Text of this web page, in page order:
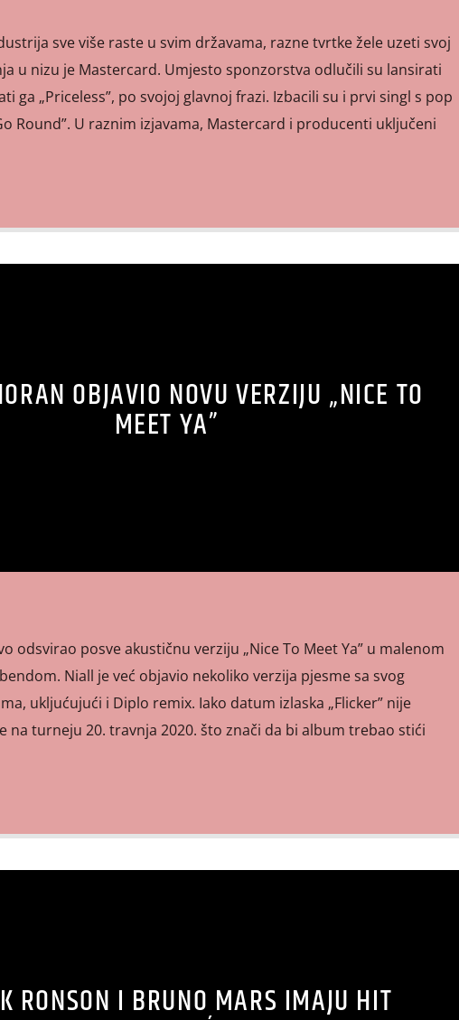
sve više raste u svim državama, razne tvrtke žele uzeti svoj
u nizu je Mastercard. Umjesto sponzorstva odlučili su lansirati
ga „Priceless”, po svojoj glavnoj frazi. Izbacili su i prvi singl s pop
Round”. U raznim izjavama, Mastercard i producenti uključeni
OBJAVIO NOVU VERZIJU „NICE TO
MEET YA”
odsvirao posve akustičnu verziju „Nice To Meet Ya” u malenom
Niall je već objavio nekoliko verzija pjesme sa svog
ukljućujući i Diplo remix. Iako datum izlaska „Flicker” nije
na turneju 20. travnja 2020. što znači da bi album trebao stići
RONSON I BRUNO MARS IMAJU HIT